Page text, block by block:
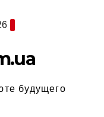
будущего